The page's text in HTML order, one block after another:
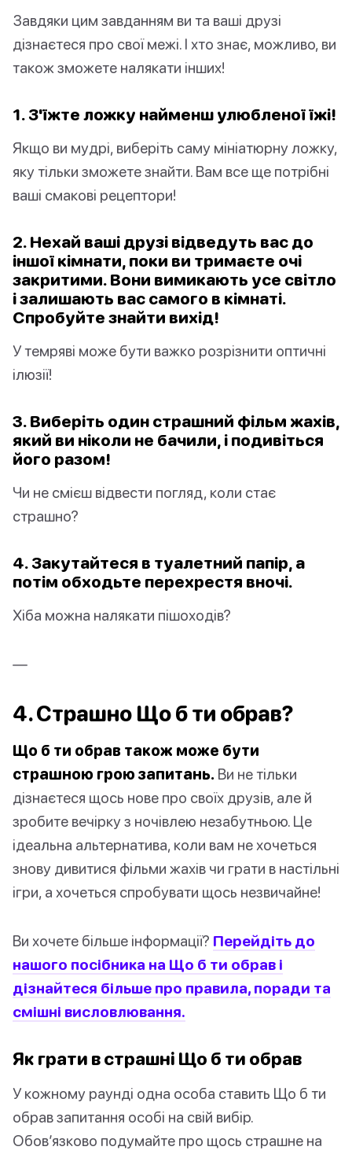
Завдяки цим завданням ви та ваші друзі
дізнаєтеся про свої межі. І хто знає, можливо, ви
також зможете налякати інших!
1. З'їжте ложку найменш улюбленої їжі!
Якщо ви мудрі, виберіть саму мініатюрну ложку,
яку тільки зможете знайти. Вам все ще потрібні
ваші смакові рецептори!
2. Нехай ваші друзі відведуть вас до
іншої кімнати, поки ви тримаєте очі
закритими. Вони вимикають усе світло
і залишають вас самого в кімнаті.
Спробуйте знайти вихід!
У темряві може бути важко розрізнити оптичні
ілюзії!
3. Виберіть один страшний фільм жахів,
який ви ніколи не бачили, і подивіться
його разом!
Чи не смієш відвести погляд, коли стає
страшно?
4. Закутайтеся в туалетний папір, а
потім обходьте перехрестя вночі.
Хіба можна налякати пішоходів?
—
4. Страшно Що б ти обрав?
Що б ти обрав також може бути
страшною грою запитань. Ви не тільки
дізнаєтеся щось нове про своїх друзів, але й
зробите вечірку з ночівлею незабутньою. Це
ідеальна альтернатива, коли вам не хочеться
знову дивитися фільми жахів чи грати в настільні
ігри, а хочеться спробувати щось незвичайне!
Ви хочете більше інформації? Перейдіть до
нашого посібника на Що б ти обрав і
дізнайтеся більше про правила, поради та
смішні висловлювання.
Як грати в страшні Що б ти обрав
У кожному раунді одна особа ставить Що б ти
обрав запитання особі на свій вибір.
Обов’язково подумайте про щось страшне на